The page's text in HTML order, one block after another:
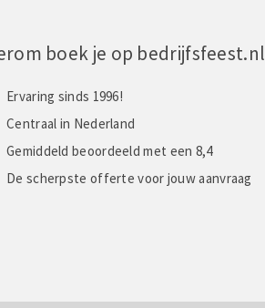
boek je op bedrijfsfeest.nl
Ervaring sinds 1996!
Centraal in Nederland
Gemiddeld beoordeeld met een 8,4
De scherpste offerte voor jouw aanvraag